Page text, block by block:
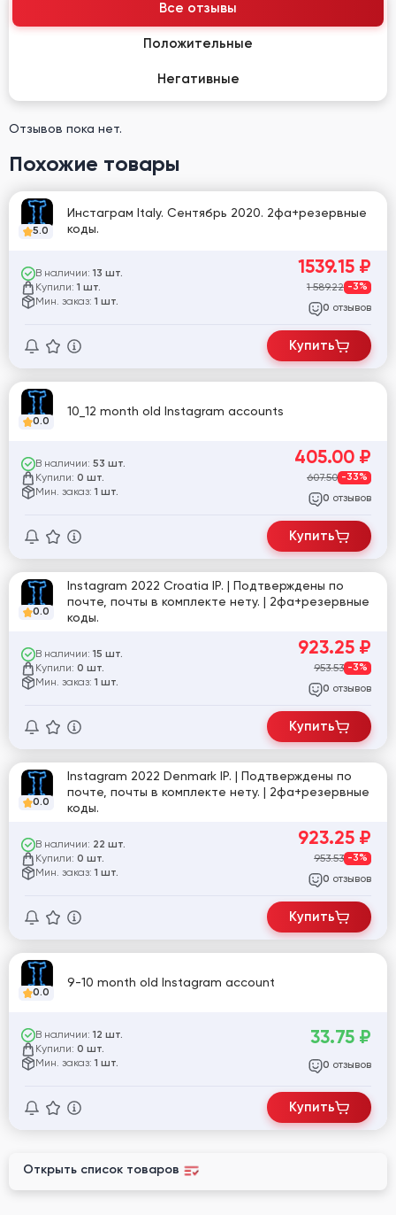
Все отзывы
Положительные
Негативные
Отзывов пока нет.
Похожие товары
5.0
Инстаграм Italy. Сентябрь 2020. 2фа+резервные
коды.
В наличии: 13 шт.
Купили: 1 шт.
Мин. заказ: 1 шт.
1539.15 ₽
1 589.22 -3%
0 отзывов
Купить
0.0
10_12 month old Instagram accounts
В наличии: 53 шт.
Купили: 0 шт.
Мин. заказ: 1 шт.
405.00 ₽
607.50 -33%
0 отзывов
Купить
0.0
Instagram 2022 Croatia IP. | Подтверждены по
почте, почты в комплекте нету. | 2фа+резервные
коды.
В наличии: 15 шт.
Купили: 0 шт.
Мин. заказ: 1 шт.
923.25 ₽
953.53 -3%
0 отзывов
Купить
0.0
Instagram 2022 Denmark IP. | Подтверждены по
почте, почты в комплекте нету. | 2фа+резервные
коды.
В наличии: 22 шт.
Купили: 0 шт.
Мин. заказ: 1 шт.
923.25 ₽
953.53 -3%
0 отзывов
Купить
0.0
9-10 month old Instagram account
В наличии: 12 шт.
Купили: 0 шт.
Мин. заказ: 1 шт.
33.75 ₽
0 отзывов
Купить
Открыть список товаров